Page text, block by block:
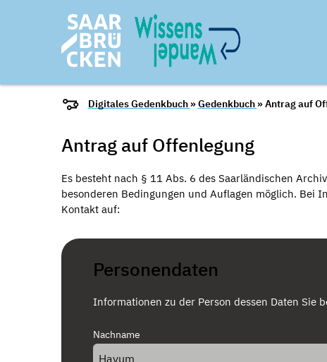
Digitales Gedenkbuch »Gedenkbuch » Antrag auf
Antrag auf Offenlegung
Es besteht nach § 11 Abs. 6 des Saarländischen
besonderen Bedingungen und Auflagen möglich. Bei
Kontakt auf:
Personendaten
Informationen zu der Person dessen Daten Sie
Nachname